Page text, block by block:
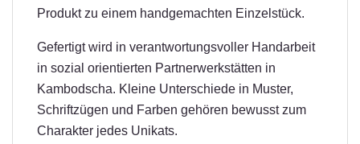
Produkt zu einem handgemachten Einzelstück.
Gefertigt wird in verantwortungsvoller Handarbeit
in sozial orientierten Partnerwerkstätten in
Kambodscha. Kleine Unterschiede in Muster,
Schriftzügen und Farben gehören bewusst zum
Charakter jedes Unikats.